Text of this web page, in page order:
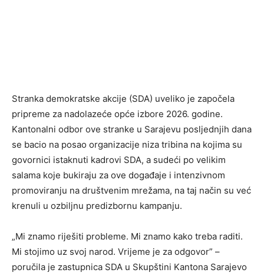
Stranka demokratske akcije (SDA) uveliko je započela
pripreme za nadolazeće opće izbore 2026. godine.
Kantonalni odbor ove stranke u Sarajevu posljednjih dana
se bacio na posao organizacije niza tribina na kojima su
govornici istaknuti kadrovi SDA, a sudeći po velikim
salama koje bukiraju za ove događaje i intenzivnom
promoviranju na društvenim mrežama, na taj način su već
krenuli u ozbiljnu predizbornu kampanju.
„Mi znamo riješiti probleme. Mi znamo kako treba raditi.
Mi stojimo uz svoj narod. Vrijeme je za odgovor” –
poručila je zastupnica SDA u Skupštini Kantona Sarajevo